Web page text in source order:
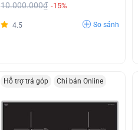
10.000.000₫ -15%
4.5 So sánh
Hỗ trợ trả góp Chỉ bán Online